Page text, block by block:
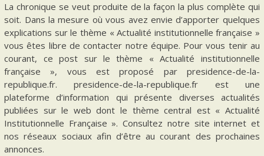
La chronique se veut produite de la façon la plus complète qui
soit. Dans la mesure où vous avez envie d’apporter quelques
explications sur le thème « Actualité institutionnelle française »
vous êtes libre de contacter notre équipe. Pour vous tenir au
courant, ce post sur le thème « Actualité institutionnelle
française », vous est proposé par presidence-de-la-
republique.fr. presidence-de-la-republique.fr est une
plateforme d’information qui présente diverses actualités
publiées sur le web dont le thème central est « Actualité
Institutionnelle Française ». Consultez notre site internet et
nos réseaux sociaux afin d’être au courant des prochaines
annonces.